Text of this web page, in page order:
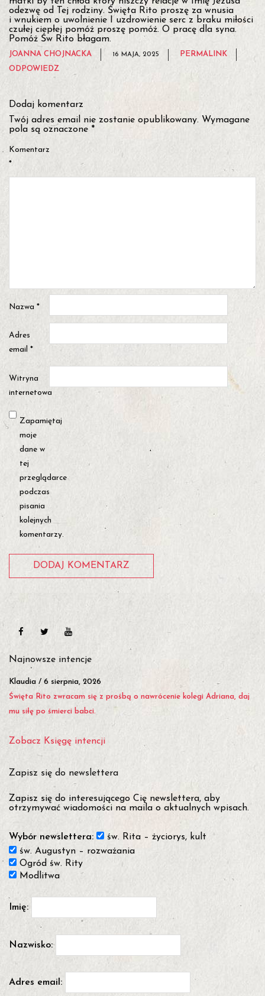
odezwę od Tej rodziny. Święta Rito proszę za wnusia
i wnukiem o uwolnienie I uzdrowienie serc z braku miłości
czułej ciepłej pomóż proszę pomóż. O pracę dla syna.
Pomóż Św Rito błagam.
JOANNA CHOJNACKA 16 MAJA, 2025
PERMALINK
ODPOWIEDZ
Dodaj komentarz
Twój adres email nie zostanie opublikowany. Wymagane
pola są oznaczone *
Komentarz
*
Nazwa *
Adres
email *
Witryna
internetowa
Zapamiętaj
moje
dane w
tej
przeglądarce
podczas
pisania
kolejnych
komentarzy.
Najnowsze intencje
Asia/6 sierpnia, 2026
Proszę o wyjście z uzależniania mojego brata i uratowanie jego
rodziny. Św. Rito pomóż nam i ratuj naszą rodzinę.
Zobacz Księgę intencji
Zapisz się do newslettera
Zapisz się do interesującego Cię newslettera, aby
otrzymywać wiadomości na maila o aktualnych wpisach.
Wybór newslettera:
św. Rita – życiorys, kult
św. Augustyn – rozważania
Ogród św. Rity
Modlitwa
Imię:
Nazwisko:
Adres email: